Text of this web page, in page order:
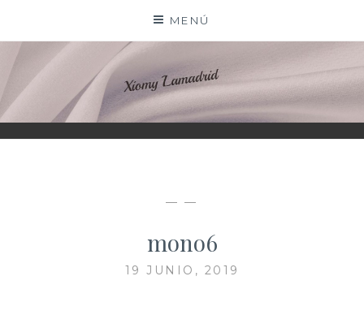
contenido
MENÚ
XIOMY LAMADRID
— —
mono6
19 JUNIO, 2019